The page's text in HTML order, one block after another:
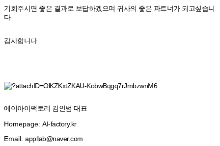
기회주시면 좋은 결과로 보답하겠으며 귀사의 좋은 파트너가 되고싶습니
다
감사합니다
에이아이팩토리 김인범 대표
Homepage: AI-factory.kr
Email: appllab@naver.com